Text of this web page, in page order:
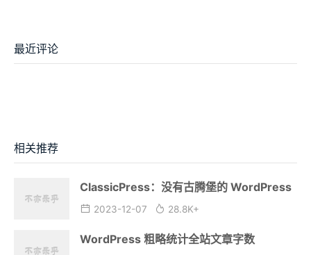
最近评论
相关推荐
ClassicPress：没有古腾堡的 WordPress
2023-12-07 28.8K+
WordPress 粗略统计全站文章字数